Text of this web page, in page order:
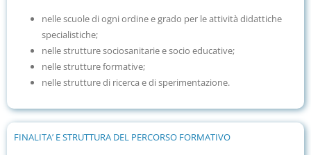
nelle scuole di ogni ordine e grado per le attività didattiche
specialistiche;
nelle strutture sociosanitarie e socio educative;
nelle strutture formative;
nelle strutture di ricerca e di sperimentazione.
FINALITA’ E STRUTTURA DEL PERCORSO FORMATIVO